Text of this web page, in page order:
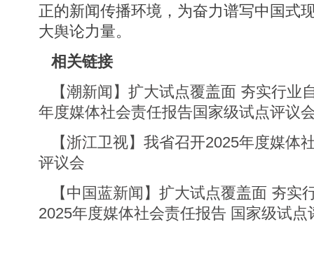
正的新闻传播环境，为奋力谱写中国式
大舆论力量。
相关链接
【潮新闻】扩大试点覆盖面 夯实行业
年度媒体社会责任报告国家级试点评议
【浙江卫视】我省召开2025年度媒体
评议会
【中国蓝新闻】扩大试点覆盖面 夯实
2025年度媒体社会责任报告 国家级试点